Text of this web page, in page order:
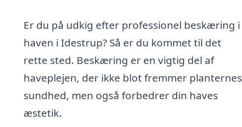
Er du på udkig efter professionel beskæring i
haven i Idestrup? Så er du kommet til det
rette sted. Beskæring er en vigtig del af
haveplejen, der ikke blot fremmer planternes
sundhed, men også forbedrer din haves
æstetik.